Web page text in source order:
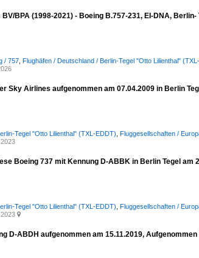
BPA (1998-2021) - Boeing B.757-231, EI-DNA,
/ 757 Flughäfen / Deutschland / Berlin-Tegel "Otto Lilienthal"
Sky Airlines aufgenommen am 07.04.2009 in Berlin
Tegel "Otto Lilienthal" (TXL-EDDT) Fluggesellschaften /
Boeing 737 mit Kennung D-ABBK in Berlin Tegel am
Tegel "Otto Lilienthal" (TXL-EDDT) Fluggesellschaften /

D-ABDH aufgenommen am 15.11.2019, Aufgenommen